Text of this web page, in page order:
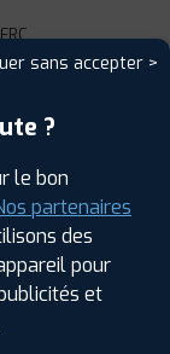
sans accepter >
?
le bon
partenaires
des
pour
et